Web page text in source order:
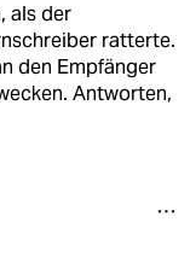
als der
ratterte.
den Empfänger
Antworten,